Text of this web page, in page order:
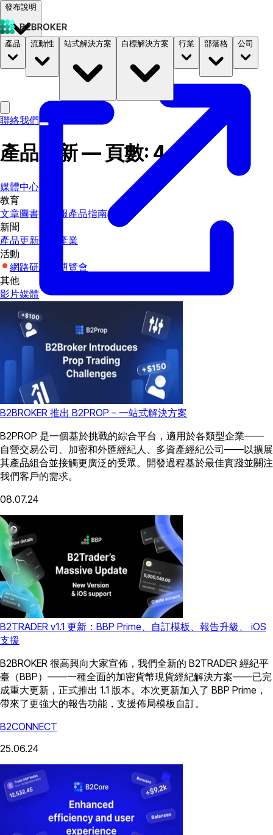
發布說明
文件 定價 B2STORE
產品 流動性 站式解決方案 白標解決方案 行業 部落格 公司
聯絡我們
產品更新 — 頁數: 4
媒體中心
教育
文章圖書館 簡報產品指南
新聞
產品更新企業
產業
活動
網路研討會
博覽會
其他
影片媒體
B2BROKER 推出 B2PROP – 一站式解決方案
B2PROP 是一個基於挑戰的綜合平台，適用於各類型企業——
自營交易公司、加密和外匯經紀人、多資產經紀公司——以擴展
其產品組合並接觸更廣泛的受眾。開發過程基於最佳實踐並關注
我們客戶的需求。
08.07.24
B2TRADER v1.1 更新：BBP Prime、自訂模板、報告升級、 iOS
支援
B2BROKER 很高興向大家宣佈，我們全新的 B2TRADER 經紀平
臺（BBP）——一種全面的加密貨幣現貨經紀解決方案——已完
成重大更新，正式推出 1.1 版本。本次更新加入了 BBP Prime，
帶來了更強大的報告功能，支援佈局模板自訂。
B2CONNECT
25.06.24